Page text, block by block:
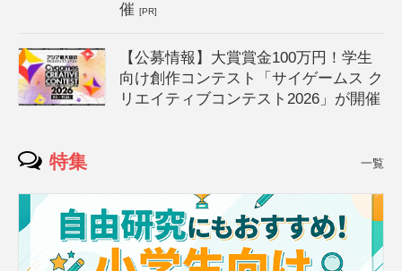
催[PR]
【公募情報】大賞賞金100万円！学生
向け創作コンテスト「サイゲームス ク
リエイティブコンテスト2026」が開催
特集 一覧